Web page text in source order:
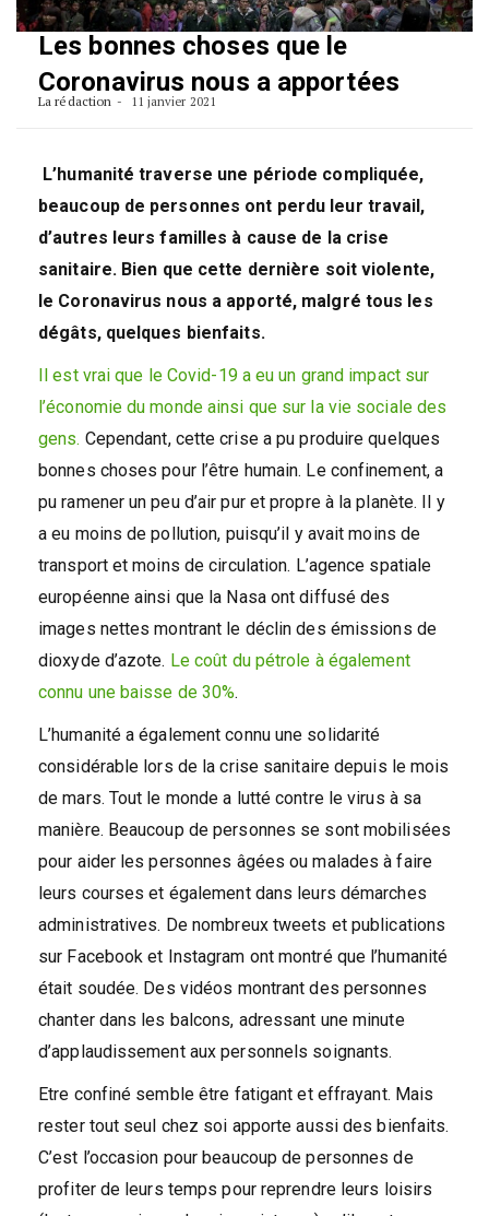
Les bonnes choses que le
Coronavirus nous a apportées
La rédaction 11 janvier 2021
L’humanité traverse une période compliquée,
beaucoup de personnes ont perdu leur travail,
d’autres leurs familles à cause de la crise
sanitaire. Bien que cette dernière soit violente,
le Coronavirus nous a apporté, malgré tous les
dégâts, quelques bienfaits.
Il est vrai que le Covid-19 a eu un grand impact sur
l’économie du monde ainsi que sur la vie sociale des
gens. Cependant, cette crise a pu produire quelques
bonnes choses pour l’être humain. Le confinement, a
pu ramener un peu d’air pur et propre à la planète. Il y
a eu moins de pollution, puisqu’il y avait moins de
transport et moins de circulation. L’agence spatiale
européenne ainsi que la Nasa ont diffusé des
images nettes montrant le déclin des émissions de
dioxyde d’azote. Le coût du pétrole à également
connu une baisse de 30%.
L’humanité a également connu une solidarité
considérable lors de la crise sanitaire depuis le mois
de mars. Tout le monde a lutté contre le virus à sa
manière. Beaucoup de personnes se sont mobilisées
pour aider les personnes âgées ou malades à faire
leurs courses et également dans leurs démarches
administratives. De nombreux tweets et publications
sur Facebook et Instagram ont montré que l’humanité
était soudée. Des vidéos montrant des personnes
chanter dans les balcons, adressant une minute
d’applaudissement aux personnels soignants.
Etre confiné semble être fatigant et effrayant. Mais
rester tout seul chez soi apporte aussi des bienfaits.
C’est l’occasion pour beaucoup de personnes de
profiter de leurs temps pour reprendre leurs loisirs